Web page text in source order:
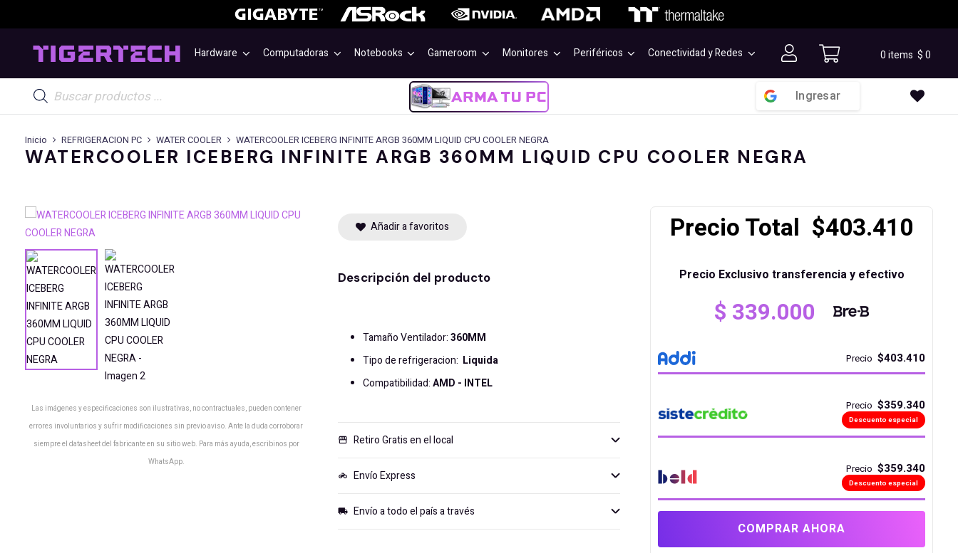
Hardware Computadoras Notebooks Gameroom Monitores Periféricos Conectividad y Redes 0 items $0
Búsqueda
de
productos
Ingresar
Inicio REFRIGERACION PC WATER COOLER WATERCOOLER ICEBERG INFINITE ARGB 360MM LIQUID CPU COOLER NEGRA
WATERCOOLER ICEBERG INFINITE ARGB 360MM LIQUID CPU COOLER NEGRA
Las imágenes y especificaciones son ilustrativas, no contractuales, pueden contener
errores involuntarios y sufrir modificaciones sin previo aviso. Ante la duda corroborar
siempre el datasheet del fabricante en su sitio web. Para más ayuda, escribinos por
WhatsApp.
Añadir a favoritos
Descripción del producto
Tamaño Ventilador:360MM
Tipo de refrigeracion: Liquida
Compatibilidad:AMD - INTEL
storefront Retiro Gratis en el local
motorcycle Envío Express
local_shipping Envío a todo el país a través
Precio Total $403.410
Precio Exclusivo transferencia y efectivo
$ 339.000
Precio $403.410
Precio $359.340
Descuento especial
Precio $359.340
Descuento especial
COMPRAR AHORA